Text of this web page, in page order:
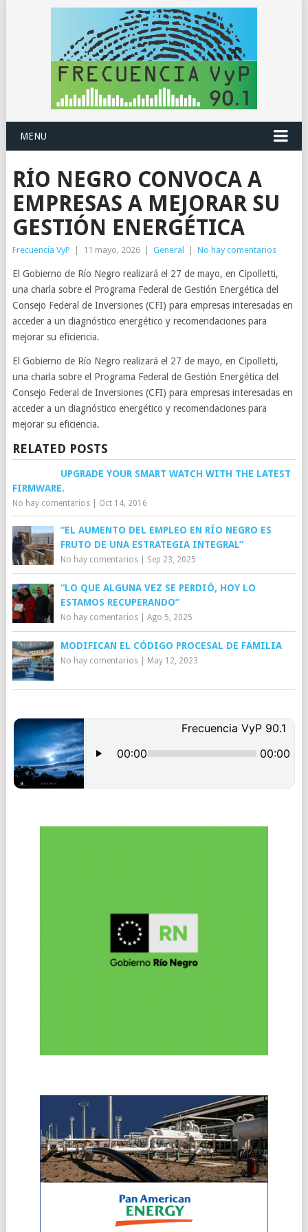
MENU
RÍO NEGRO CONVOCA A
EMPRESAS A MEJORAR SU
GESTIÓN ENERGÉTICA
Frecuencia VyP 11 mayo, 2026 General No hay comentarios
El Gobierno de Río Negro realizará el 27 de mayo, en Cipolletti,
una charla sobre el Programa Federal de Gestión Energética del
Consejo Federal de Inversiones (CFI) para empresas interesadas en
acceder a un diagnóstico energético y recomendaciones para
mejorar su eficiencia.
El Gobierno de Río Negro realizará el 27 de mayo, en Cipolletti,
una charla sobre el Programa Federal de Gestión Energética del
Consejo Federal de Inversiones (CFI) para empresas interesadas en
acceder a un diagnóstico energético y recomendaciones para
mejorar su eficiencia.
RELATED POSTS
UPGRADE YOUR SMART WATCH WITH THE LATEST
FIRMWARE.
No hay comentarios| Oct 14, 2016
“EL AUMENTO DEL EMPLEO EN RÍO NEGRO ES
FRUTO DE UNA ESTRATEGIA INTEGRAL”
No hay comentarios| Sep 23, 2025
“LO QUE ALGUNA VEZ SE PERDIÓ, HOY LO
ESTAMOS RECUPERANDO”
No hay comentarios| Ago 5, 2025
MODIFICAN EL CÓDIGO PROCESAL DE FAMILIA
No hay comentarios| May 12, 2023